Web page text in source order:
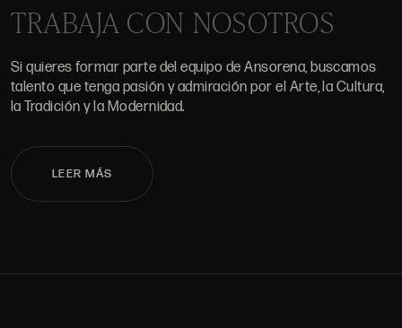
TRABAJA CON NOSOTROS
Si quieres formar parte del equipo de Ansorena, buscamos
talento que tenga pasión y admiración por el Arte, la Cultura,
la Tradición y la Modernidad.
LEER MÁS